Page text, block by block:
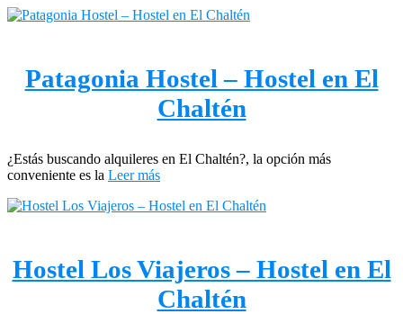
Patagonia Hostel – Hostel en El
Chaltén
¿Estás buscando alquileres en El Chaltén?, la opción más
conveniente es la Leer más
Hostel Los Viajeros – Hostel en El
Chaltén